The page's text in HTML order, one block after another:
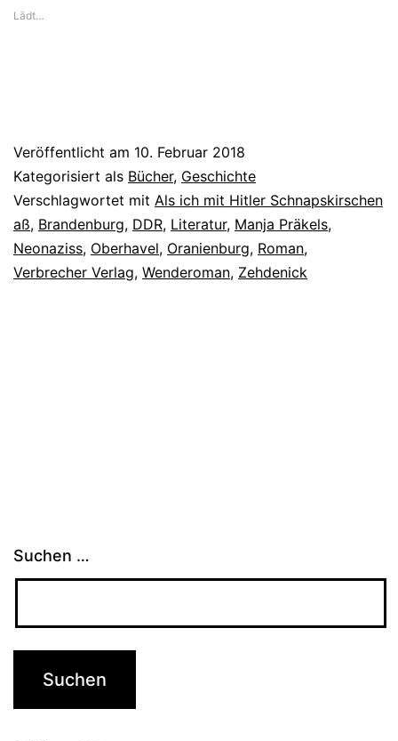
Lädt…
Veröffentlicht am 10. Februar 2018
Kategorisiert als Bücher, Geschichte
Verschlagwortet mit Als ich mit Hitler Schnapskirschen
aß, Brandenburg, DDR, Literatur, Manja Präkels,
Neonaziss, Oberhavel, Oranienburg, Roman,
Verbrecher Verlag, Wenderoman, Zehdenick
Suchen …